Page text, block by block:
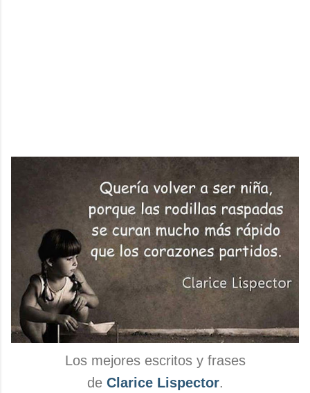
Los mejores escritos y frases
de Clarice Lispector.